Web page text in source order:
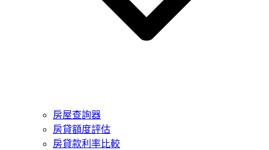
房屋查詢器
房貸額度評估
房貸款利率比較